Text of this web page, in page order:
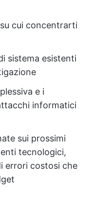
cui concentrarti
sistema esistenti
e i
informatici
sui prossimi
tecnologici,
errori costosi che